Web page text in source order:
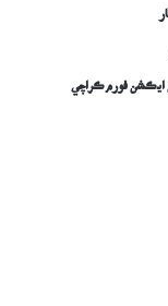
ايڪشن فورم ڪراچي